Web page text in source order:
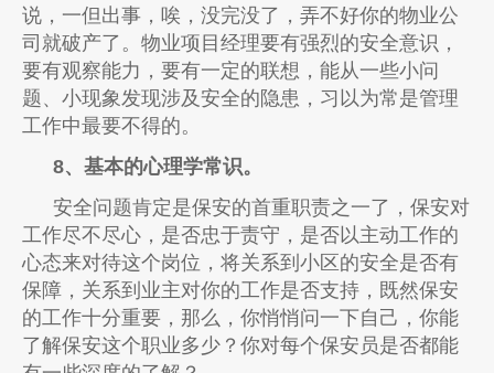
说，一但出事，唉，没完没了，弄不好你的物业公
司就破产了。物业项目经理要有强烈的安全意识，
要有观察能力，要有一定的联想，能从一些小问
题、小现象发现涉及安全的隐患，习以为常是管理
工作中最要不得的。
8、基本的心理学常识。
安全问题肯定是保安的首重职责之一了，保安对
工作尽不尽心，是否忠于责守，是否以主动工作的
心态来对待这个岗位，将关系到小区的安全是否有
保障，关系到业主对你的工作是否支持，既然保安
的工作十分重要，那么，你悄悄问一下自己，你能
了解保安这个职业多少？你对每个保安员是否都能